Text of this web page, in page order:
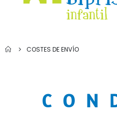
COSTES DE ENVÍO